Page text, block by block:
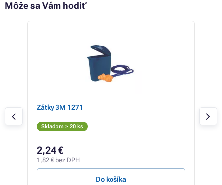
Môže sa Vám hodiť
Zátky 3M 1271
Skladom > 20 ks
2,24 €
1,82 € bez DPH
Do košíka